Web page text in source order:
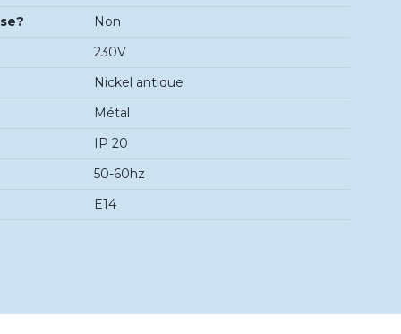
Non
230V
Nickel antique
Métal
IP 20
50-60hz
E14